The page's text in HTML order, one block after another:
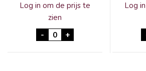
Log in om de prijs te
zien
- Hoja Sana Rosado Bio
+
Log